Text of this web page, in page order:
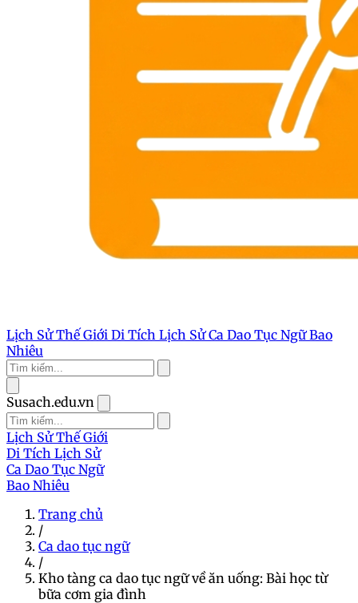
Lịch Sử Thế Giới Di Tích Lịch SửCa Dao Tục NgữBao
Nhiêu
Susach.edu.vn
Lịch Sử Thế Giới
Di Tích Lịch Sử
Ca Dao Tục Ngữ
Bao Nhiêu
Trang chủ
/
Ca dao tục ngữ
/
Kho tàng ca dao tục ngữ về ăn uống: Bài học từ
bữa cơm gia đình